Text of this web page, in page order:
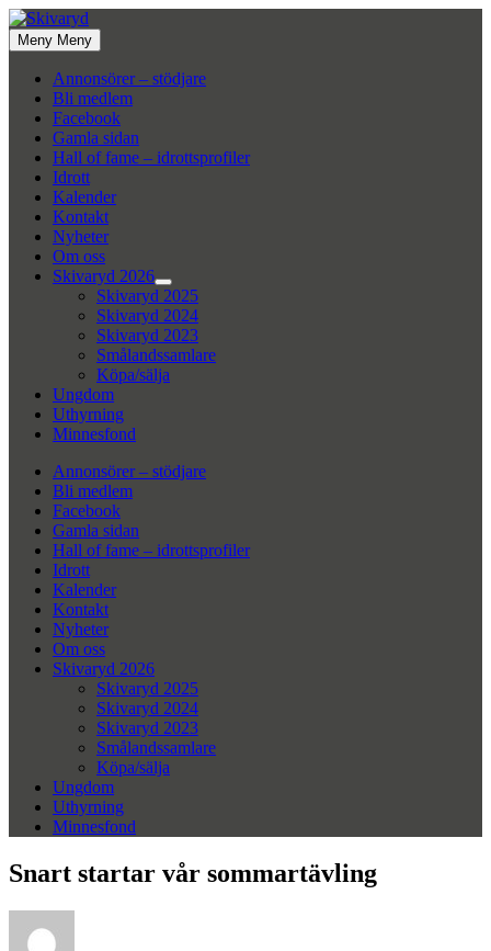
Hoppa
till
innehåll
Meny Meny
Annonsörer – stödjare
Bli medlem
Facebook
Gamla sidan
Hall of fame – idrottsprofiler
Idrott
Kalender
Kontakt
Nyheter
Om oss
Skivaryd 2026
Visa
undermeny
Skivaryd 2025
Skivaryd 2024
Skivaryd 2023
Smålandssamlare
Köpa/sälja
Ungdom
Uthyrning
Minnesfond
Annonsörer – stödjare
Bli medlem
Facebook
Gamla sidan
Hall of fame – idrottsprofiler
Idrott
Kalender
Kontakt
Nyheter
Om oss
Skivaryd 2026
Skivaryd 2025
Skivaryd 2024
Skivaryd 2023
Smålandssamlare
Köpa/sälja
Ungdom
Uthyrning
Minnesfond
Snart startar vår sommartävling